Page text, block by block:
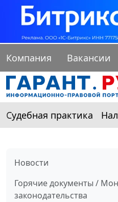
Компания Вакансии
Судебная практика
Новости
Горячие документы /
законодательства